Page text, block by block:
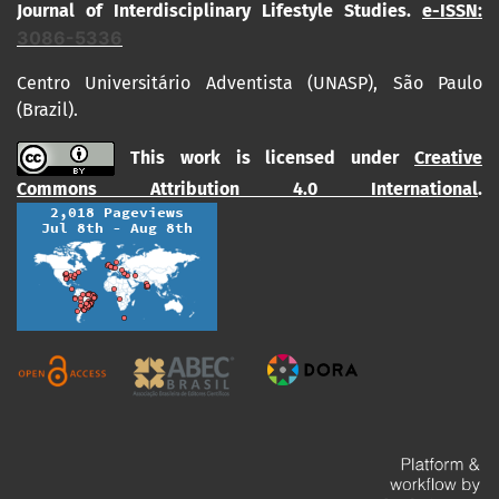
Journal of Interdisciplinary Lifestyle Studies. e-ISSN:
3086-5336
Centro Universitário Adventista (UNASP), São Paulo
(Brazil).
This work is licensed under Creative
Commons Attribution 4.0 International.